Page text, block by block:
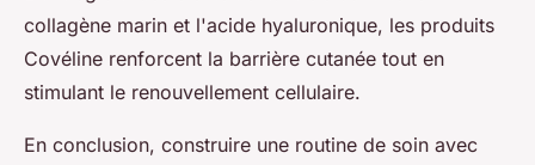
collagène marin et l'acide hyaluronique, les produits
Covéline renforcent la barrière cutanée tout en
stimulant le renouvellement cellulaire.
En conclusion, construire une routine de soin avec